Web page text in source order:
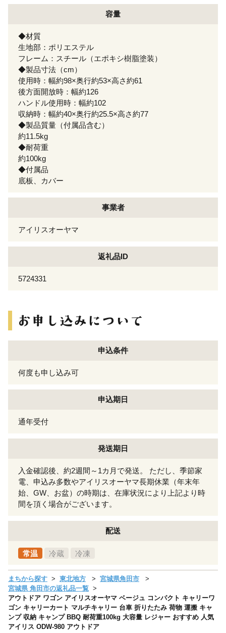
容量
◆材質
生地部：ポリエステル
フレーム：スチール（エポキシ樹脂塗装）
◆製品寸法（cm）
使用時：幅約98×奥行約53×高さ約61
後方面開放時：幅約126
ハンドル使用時：幅約102
収納時：幅約40×奥行約25.5×高さ約77
◆製品質量（付属品含む）
約11.5kg
◆耐荷重
約100kg
◆付属品
底板、カバー
事業者
アイリスオーヤマ
返礼品ID
5724331
申込条件
何度も申し込み可
申込期日
通年受付
発送期日
入金確認後、約2週間～1カ月で発送。 ただし、季節家
電、申込み多数やアイリスオーヤマ長期休業（年末年
始、GW、お盆）の時期は、在庫状況により上記より時
間を頂く場合がございます。
配送
常温 冷蔵 冷凍
まちから探す 東北地方
宮城県角田市
宮城県 角田市の返礼品一覧
アウトドア ワゴン アイリスオーヤマ ベージュ コンパクト キャリーワ
ゴン キャリーカート マルチキャリー 台車 折りたたみ 荷物 運搬 キャ
ンプ 収納 キャンプ BBQ 耐荷重100kg 大容量 レジャー おすすめ 人気
アイリス ODW-980 アウトドア